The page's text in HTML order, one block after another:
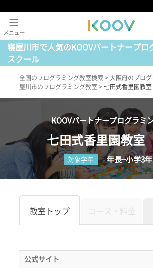
寝屋川市で人気のKOOVパートナープロ
スクール
全国のプログラミング教室検索 > 大阪府のプログ
屋川市のプログラミング教室 > 七田式香里園教室
KOOVパートナープログラミ
七田式香里園教室
対象学年 年長~小学3
教室トップ コース・料金
公式サイト